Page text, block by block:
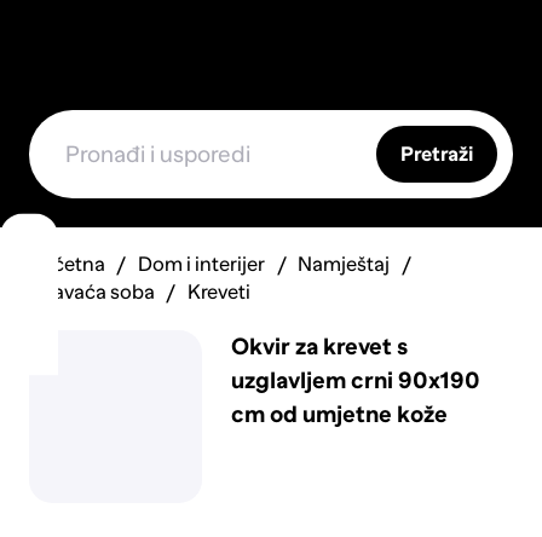
Pretraži
Početna Dom i interijer
Namještaj
Spavaća soba
Kreveti
Okvir za krevet s
uzglavljem crni 90x190
cm od umjetne kože